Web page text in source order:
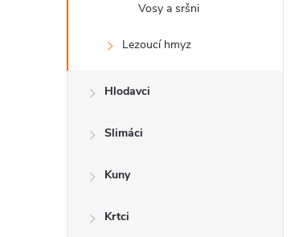
Vosy a sršni
Lezoucí hmyz
Hlodavci
Slimáci
Kuny
Krtci